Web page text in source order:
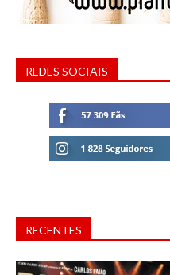
REDES SOCIAIS
RECENTES